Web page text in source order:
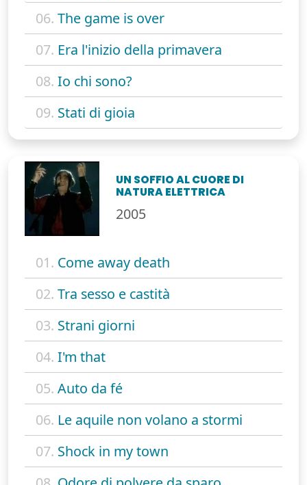
06. The game is over
07. Era l'inizio della primavera
08. Io chi sono?
09. Stati di gioia
UN SOFFIO AL CUORE DI
NATURA ELETTRICA
2005
01. Come away death
02. Tra sesso e castità
03. Strani giorni
04. I'm that
05. Auto da fé
06. Le aquile non volano a stormi
07. Shock in my town